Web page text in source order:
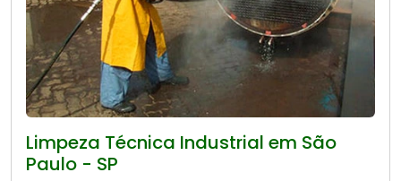
Limpeza Técnica Industrial em São
Paulo - SP